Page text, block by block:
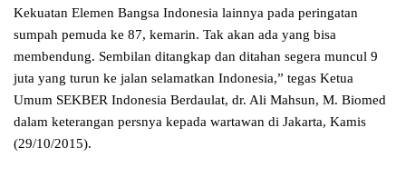
Kekuatan Elemen Bangsa Indonesia lainnya pada peringatan
sumpah pemuda ke 87, kemarin. Tak akan ada yang bisa
membendung. Sembilan ditangkap dan ditahan segera muncul 9
juta yang turun ke jalan selamatkan Indonesia,” tegas Ketua
Umum SEKBER Indonesia Berdaulat, dr. Ali Mahsun, M. Biomed
dalam keterangan persnya kepada wartawan di Jakarta, Kamis
(29/10/2015).